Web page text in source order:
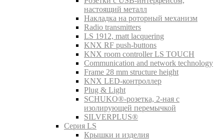
настоящий металл
Накладка на роторный механизм
Radio transmitters
LS 1912, matt lacquering
KNX RF push-buttons
KNX room controller LS TOUCH
Communication and network technology
Frame 28 mm structure height
KNX LED-контроллер
Plug & Light
SCHUKO®-розетка, 2-ная с
изолирующей перемычкой
SILVERPLUS®
Серия LS
Крышки и изделия